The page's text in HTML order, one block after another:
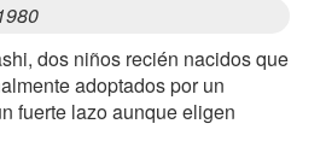
dos niños recién nacidos que
adoptados por un
fuerte lazo aunque eligen